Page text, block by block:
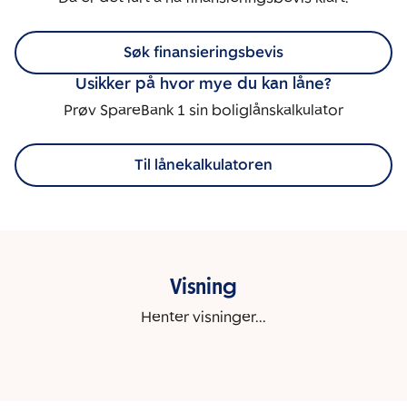
Søk finansieringsbevis
Usikker på hvor mye du kan låne?
Prøv SpareBank 1 sin boliglånskalkulator
Til lånekalkulatoren
Visning
Henter visninger...